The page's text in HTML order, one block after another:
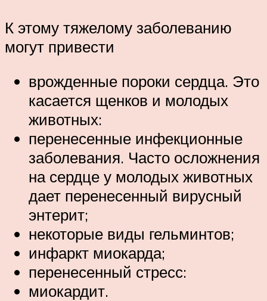
К этому тяжелому заболеванию
могут привести
врожденные пороки сердца. Это
касается щенков и молодых
животных:
перенесенные инфекционные
заболевания. Часто осложнения
на сердце у молодых животных
дает перенесенный вирусный
энтерит;
некоторые виды гельминтов;
инфаркт миокарда;
перенесенный стресс:
миокардит.